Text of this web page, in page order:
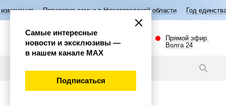
семьи в Нижегородской области Год единства народов России
Прямой эфир.
Волга 24
Самые интересные
новости и эксклюзивы —
в нашем канале МАХ
Подписаться